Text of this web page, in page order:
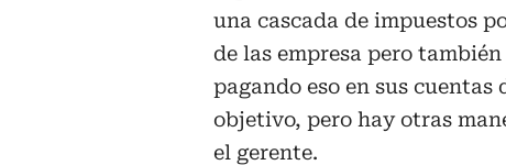
una cascada de impuestos
de las empresa pero
pagando eso en sus cuentas
objetivo, pero hay otras
el gerente.